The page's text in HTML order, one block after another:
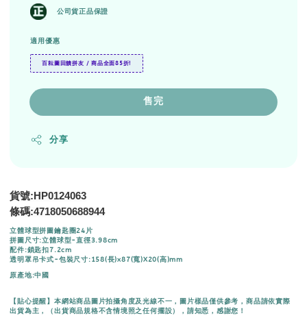
公司貨正品保證
適用優惠
百耘圖回饋拼友 / 商品全面85折!
售完
分享
貨號:HP0124063
條碼:4718050688944
立體球型拼圖鑰匙圈24片
拼圖尺寸:立體球型-直徑3.98cm
配件:鎖匙扣7.2cm
透明罩吊卡式-包裝尺寸:158(長)x87(寬)X20(高)mm
原產地:中國
【貼心提醒】本網站商品圖片拍攝角度及光線不一，圖片樣品僅供參考，商品請依實際
出貨為主，（出貨商品規格不含情境照之任何擺設），請知悉，感謝您！